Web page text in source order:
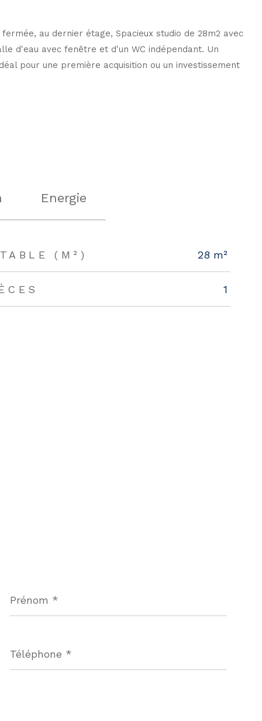
au dernier étage, Spacieux studio de 28m2 avec
d'eau avec fenêtre et d'un WC indépendant. Un
pour une première acquisition ou un investissement
Energie
(M²) 28 m²
1
*
*